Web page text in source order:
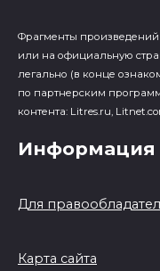
Фрагменты
или на официальную
легально (в конце
по партнерским
контента: Litres.ru,
Информация
Для
Карта сайта